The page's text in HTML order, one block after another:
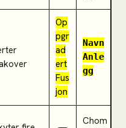
Op
pgr
ad
ert
Fus
jon
Navn
Anle
gg
Chom